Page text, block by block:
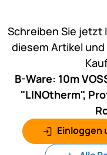
Schreiben Sie jetzt
diesem Artikel
B-Ware: 10m
"LINOtherm",
Einloggen